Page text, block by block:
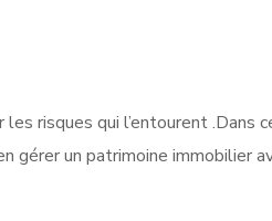
risques qui l’entourent .Dans
gérer un patrimoine immobilier